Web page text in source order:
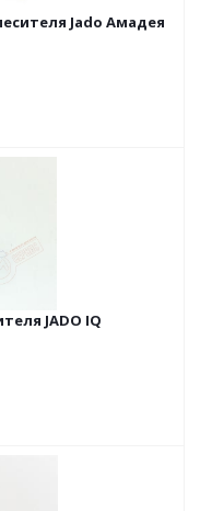
Jado Амадея
JADO IQ